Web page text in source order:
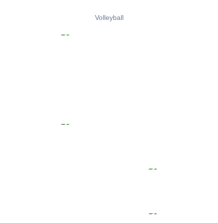
Volleyball